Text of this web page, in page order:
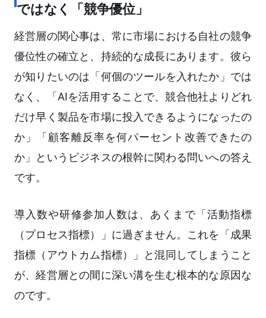
ではなく「競争優位」
経営層の関心事は、常に市場における自社の競争
優位性の確立と、持続的な成長にあります。彼ら
が知りたいのは「何個のツールを入れたか」では
なく、「AIを活用することで、競合他社よりどれ
だけ早く製品を市場に投入できるようになったの
か」「顧客離反率を何パーセント改善できたの
か」というビジネスの根幹に関わる問いへの答え
です。
導入数や研修参加人数は、あくまで「活動指標
（プロセス指標）」に過ぎません。これを「成果
指標（アウトカム指標）」と混同してしまうこと
が、経営層との間に深い溝を生む根本的な原因な
のです。